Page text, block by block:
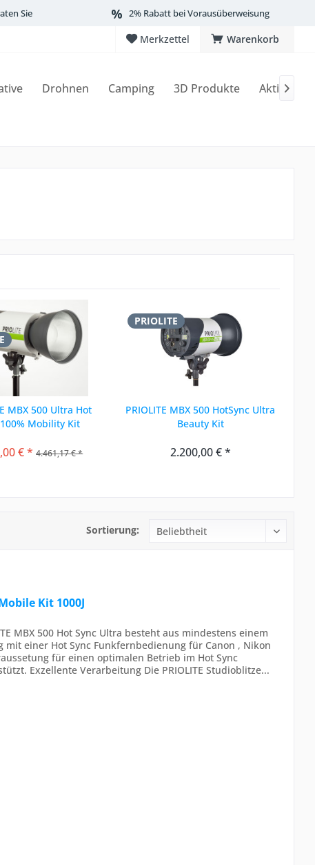
Sie 2% Rabatt bei Vorausüberweisung
Warenkorb
Merkzettel
Drohnen Camping 3D Produkte Aktionen

MBX 500 Ultra Hot
Mobility Kit
€ * 4.461,17 € *
PRIOLITE
PRIOLITE MBX 500 HotSync Ultra
Beauty Kit
2.200,00 € *
Sortierung:
Kit 1000J
MBX 500 Hot Sync Ultra besteht aus mindestens einem
einer Hot Sync Funkfernbedienung für Canon , Nikon
für einen optimalen Betrieb im Hot Sync
Exzellente Verarbeitung Die PRIOLITE Studioblitze...